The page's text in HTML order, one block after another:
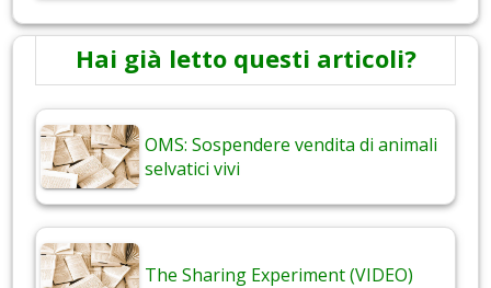
Hai già letto questi articoli?
OMS: Sospendere vendita di animali
selvatici vivi
The Sharing Experiment (VIDEO)